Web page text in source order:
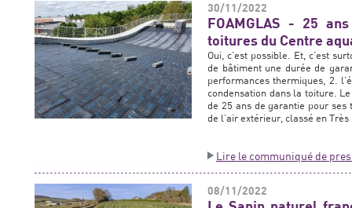
30/11/2022
FOAMGLAS - 25
toitures du Centre
Oui, c’est possible. Et, c’est
de bâtiment une durée de
performances thermiques, 2.
condensation dans la toiture.
de 25 ans de garantie pour
de l’air extérieur, classé en
Lire le communiqué de
08/11/2022